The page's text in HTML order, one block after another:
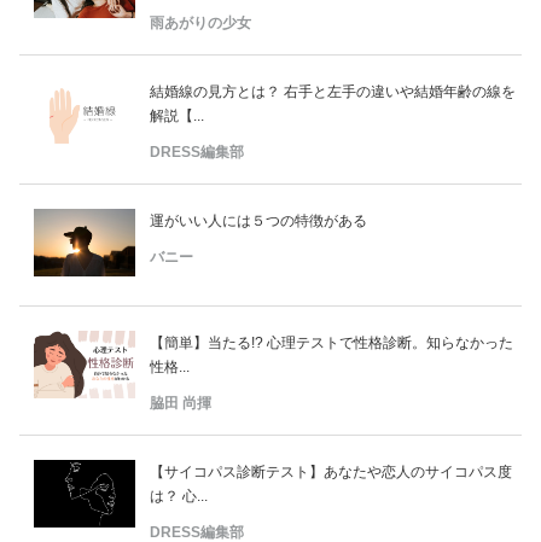
雨あがりの少女
結婚線の見方とは？ 右手と左手の違いや結婚年齢の線を
解説【...
DRESS編集部
運がいい人には５つの特徴がある
バニー
【簡単】当たる!? 心理テストで性格診断。知らなかった
性格...
脇田 尚揮
【サイコパス診断テスト】あなたや恋人のサイコパス度
は？ 心...
DRESS編集部